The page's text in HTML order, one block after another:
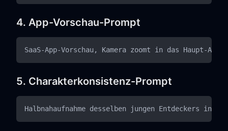
4. App-Vorschau-Prompt
5. Charakterkonsistenz-Prompt